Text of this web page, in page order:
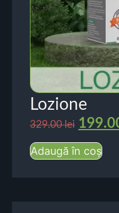
Lozione
329.00lei
Adaugă în coș